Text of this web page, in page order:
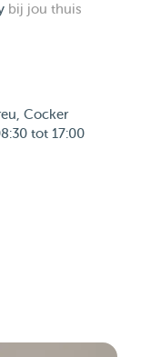
bij jou thuis
Cocker
tot 17:00